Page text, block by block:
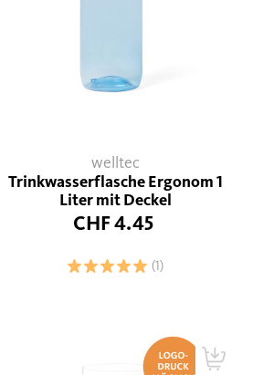
welltec
Trinkwasserflasche Ergonom 1
Liter mit Deckel
CHF 4.45
(1)